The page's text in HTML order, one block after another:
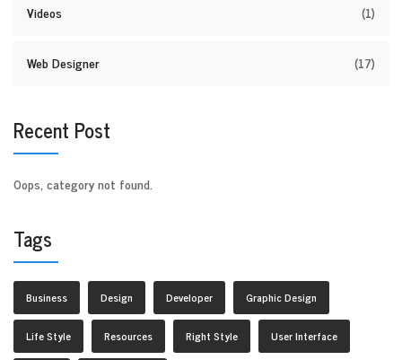
Videos (1)
Web Designer (17)
Recent Post
Oops, category not found.
Tags
Business Design Developer Graphic Design
Life Style Resources Right Style User Interface